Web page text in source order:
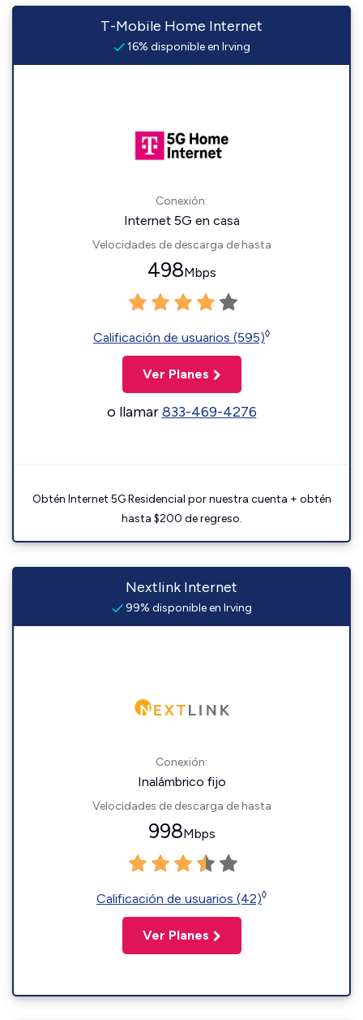
T-Mobile Home Internet
16% disponible en Irving
Conexión:
Internet 5G en casa
Velocidades de descarga de hasta
498Mbps
Calificación de usuarios (595)◊
Ver Planes
o llamar833-469-4276
Obtén Internet 5G Residencial por nuestra cuenta + obtén
hasta $200 de regreso.
Nextlink Internet
99% disponible en Irving
Conexión:
Inalámbrico fijo
Velocidades de descarga de hasta
998Mbps
Calificación de usuarios (42)◊
Ver Planes